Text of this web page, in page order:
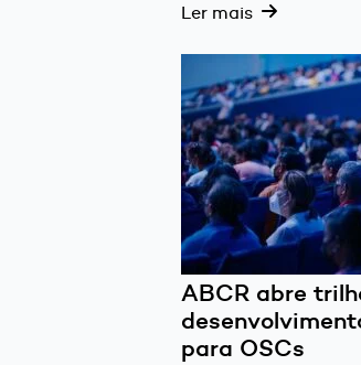
Ler mais
ABCR abre
para OSCs